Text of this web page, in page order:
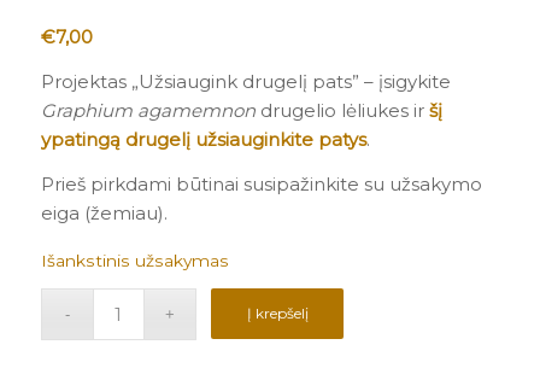
3.67iš 5
įvertinimų:
3
€7,00
Projektas „Užsiaugink drugelį pats” – įsigykite
Graphium agamemnondrugelio lėliukes ir šį
ypatingą drugelį užsiauginkite patys.
Prieš pirkdami būtinai susipažinkite su užsakymo
eiga (žemiau).
Išankstinis užsakymas
Į krepšelį